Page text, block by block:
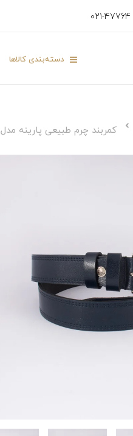
021-47764
دسته‌بندی کالاها
کمربند چرم طبیعی پارینه مدل bp6(3/5cm)